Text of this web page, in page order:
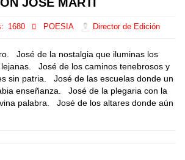
1680 POESIA Director de Edición
José de la nostalgia que iluminas los
José de los caminos tenebrosos y
sin patria. José de las escuelas donde un
enseñanza. José de la plegaria con la
palabra. José de los altares donde aún